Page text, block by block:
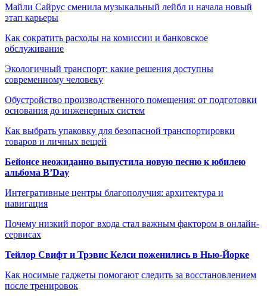
Майли Сайрус сменила музыкальный лейбл и начала новый
этап карьеры
Как сократить расходы на комиссии и банковское
обслуживание
Экологичный транспорт: какие решения доступны
современному человеку
Обустройство производственного помещения: от подготовки
основания до инженерных систем
Как выбрать упаковку для безопасной транспортировки
товаров и личных вещей
Бейонсе неожиданно выпустила новую песню к юбилею
альбома B’Day
Интегративные центры благополучия: архитектура и
навигация
Почему низкий порог входа стал важным фактором в онлайн-
сервисах
Тейлор Свифт и Трэвис Келси поженились в Нью-Йорке
Как носимые гаджеты помогают следить за восстановлением
после тренировок